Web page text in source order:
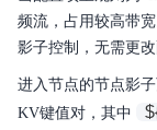
频流，占用较高带
影子控制，无需更改
进入节点的节点影
KV键值对，其中